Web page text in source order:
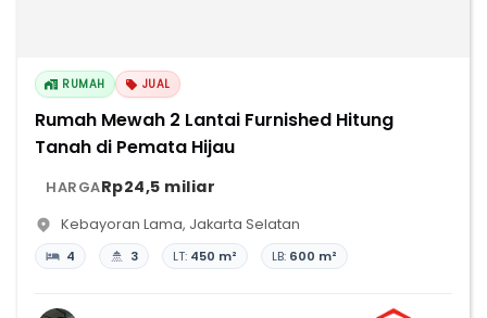
RUMAH JUAL
Rumah Mewah 2 Lantai Furnished Hitung
Tanah di Pemata Hijau
HARGARp24,5 miliar
Kebayoran Lama, Jakarta Selatan
4 3 LT: 450 m² LB: 600 m²